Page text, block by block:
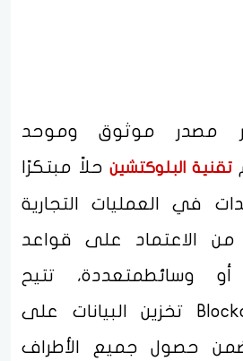
مصدر موثوق وموحد
تقنية البلوكتشينحلاً مبتكرًا
في العمليات التجارية
من الاعتماد على قواعد
أو وسائطمتعددة، تتيح
البوكتشين Blockchain تخزين البيانات على
حصول جميع الأطراف